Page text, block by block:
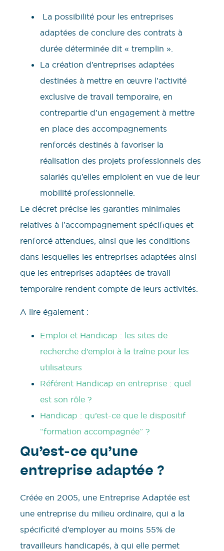
La possibilité pour les entreprises
adaptées de conclure des contrats à
durée déterminée dit « tremplin ».
La création d’entreprises adaptées
destinées à mettre en œuvre l’activité
exclusive de travail temporaire, en
contrepartie d’un engagement à mettre
en place des accompagnements
renforcés destinés à favoriser la
réalisation des projets professionnels des
salariés qu’elles emploient en vue de leur
mobilité professionnelle.
Le décret précise les garanties minimales
relatives à l’accompagnement spécifiques et
renforcé attendues, ainsi que les conditions
dans lesquelles les entreprises adaptées ainsi
que les entreprises adaptées de travail
temporaire rendent compte de leurs activités.
A lire également :
Emploi et Handicap : les sites de
recherche d’emploi à la traîne pour les
utilisateurs
Référent Handicap en entreprise : quel
est son rôle ?
Handicap : qu’est-ce que le dispositif
“formation accompagnée” ?
Qu’est-ce qu’une
entreprise adaptée ?
Créée en 2005, une Entreprise Adaptée est
une entreprise du milieu ordinaire, qui a la
spécificité d’employer au moins 55% de
travailleurs handicapés, à qui elle permet